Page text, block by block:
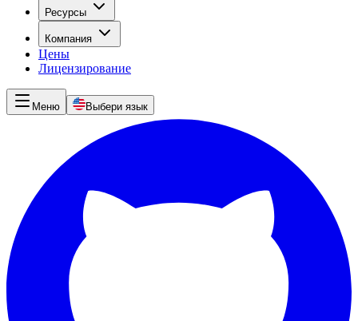
Ресурсы
Компания
Цены
Лицензирование
Меню Выбери язык